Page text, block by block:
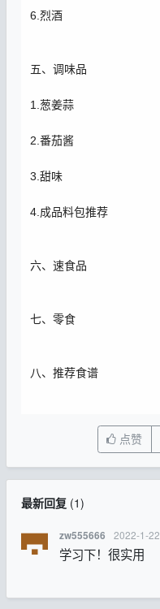
6.烈酒
五、调味品
1.葱姜蒜
2.番茄酱
3.甜味
4.成品料包推荐
六、速食品
七、零食
八、推荐食谱
点赞
最新回复(1)
zw555666 2022-1-22
学习下！很实用